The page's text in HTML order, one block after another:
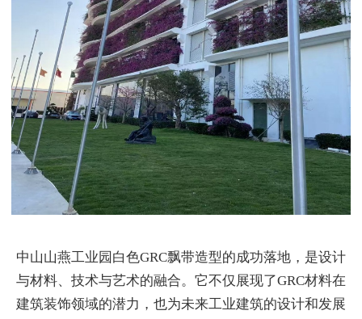
中山山燕工业园白色GRC飘带造型的成功落地，是设计
与材料、技术与艺术的融合。它不仅展现了GRC材料在
建筑装饰领域的潜力，也为未来工业建筑的设计和发展